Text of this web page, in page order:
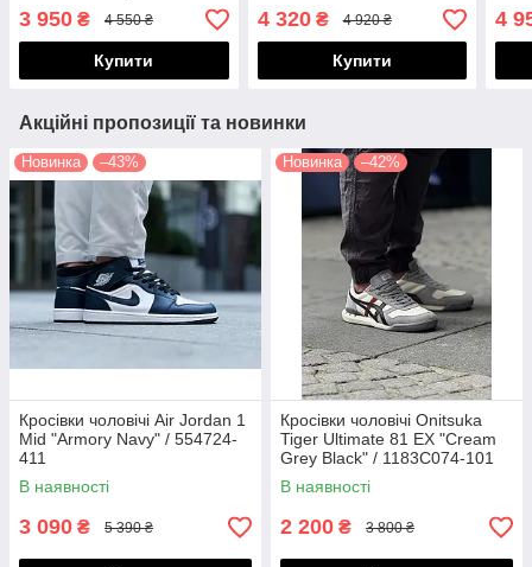
3 950 ₴ 4 550 ₴
Купити
4 320₴ 4 920 ₴
Купити
4
Акційні пропозиції та новинки
Новинка –43%
Кросівки чоловічі Air Jordan 1
Mid "Armory Navy" / 554724-
411
В наявності
3 090 ₴ 5 390 ₴
Новинка –42%
Кросівки чоловічі Onitsuka
Tiger Ultimate 81 EX "Cream
Grey Black" / 1183C074-101
В наявності
2 200 ₴ 3 800 ₴